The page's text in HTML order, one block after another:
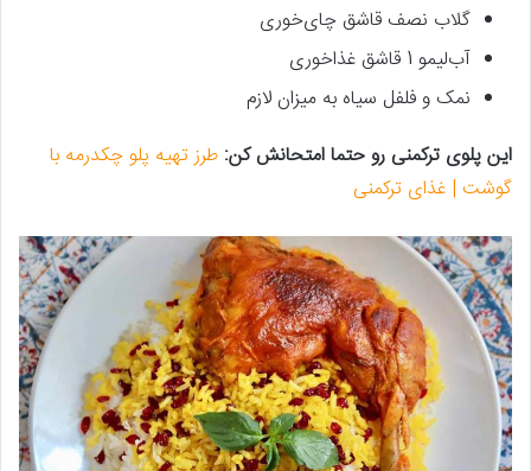
گلاب نصف قاشق چای‌خوری
آب‌لیمو 1 قاشق غذاخوری
نمک و فلفل سیاه به میزان لازم
این پلوی ترکمنی رو حتما امتحانش کن: طرز تهیه پلو چکدرمه با
گوشت | غذای ترکمنی